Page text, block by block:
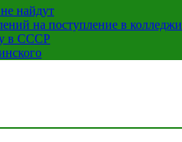
найдут
на поступление в колледжи
в СССР